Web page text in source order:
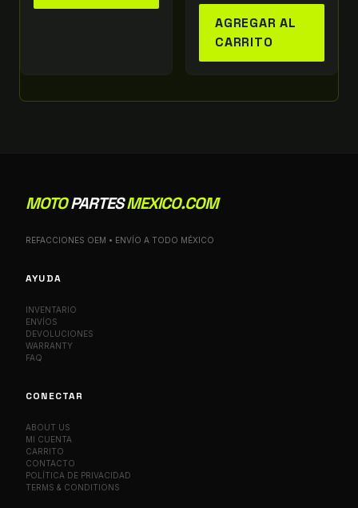
AGREGAR AL
CARRITO
MOTOPARTESMEXICO.COM
REFACCIONES OEM • ENVÍO A TODO MÉXICO
AYUDA
INVENTARIO
ENVÍOS
DEVOLUCIONES
WARRANTY
FAQ
CONECTAR
ABOUT US
MI CUENTA
CARRITO
CONTACTO
POLÍTICA DE PRIVACIDAD
TERMS & CONDITIONS